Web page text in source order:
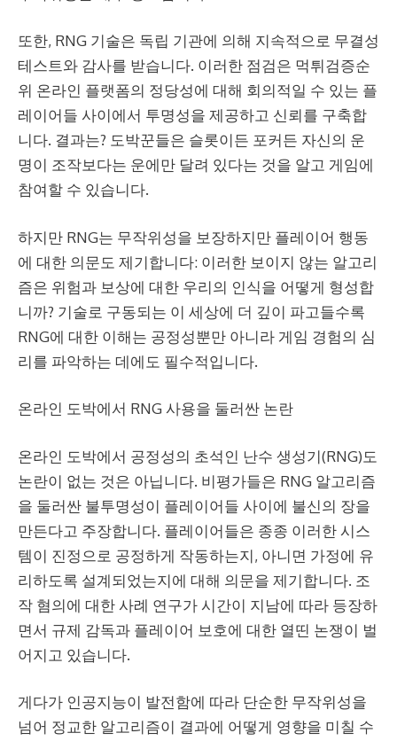
또한, RNG 기술은 독립 기관에 의해 지속적으로 무결성
테스트와 감사를 받습니다. 이러한 점검은 먹튀검증순
위 온라인 플랫폼의 정당성에 대해 회의적일 수 있는 플
레이어들 사이에서 투명성을 제공하고 신뢰를 구축합
니다. 결과는? 도박꾼들은 슬롯이든 포커든 자신의 운
명이 조작보다는 운에만 달려 있다는 것을 알고 게임에
참여할 수 있습니다.
하지만 RNG는 무작위성을 보장하지만 플레이어 행동
에 대한 의문도 제기합니다: 이러한 보이지 않는 알고리
즘은 위험과 보상에 대한 우리의 인식을 어떻게 형성합
니까? 기술로 구동되는 이 세상에 더 깊이 파고들수록
RNG에 대한 이해는 공정성뿐만 아니라 게임 경험의 심
리를 파악하는 데에도 필수적입니다.
온라인 도박에서 RNG 사용을 둘러싼 논란
온라인 도박에서 공정성의 초석인 난수 생성기(RNG)도
논란이 없는 것은 아닙니다. 비평가들은 RNG 알고리즘
을 둘러싼 불투명성이 플레이어들 사이에 불신의 장을
만든다고 주장합니다. 플레이어들은 종종 이러한 시스
템이 진정으로 공정하게 작동하는지, 아니면 가정에 유
리하도록 설계되었는지에 대해 의문을 제기합니다. 조
작 혐의에 대한 사례 연구가 시간이 지남에 따라 등장하
면서 규제 감독과 플레이어 보호에 대한 열띤 논쟁이 벌
어지고 있습니다.
게다가 인공지능이 발전함에 따라 단순한 무작위성을
넘어 정교한 알고리즘이 결과에 어떻게 영향을 미칠 수